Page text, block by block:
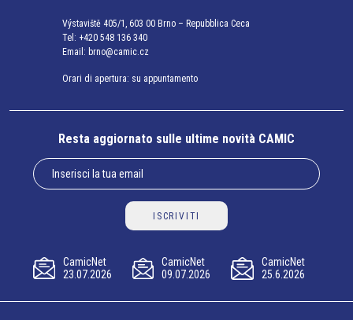
Výstaviště 405/1, 603 00 Brno – Repubblica Ceca
Tel: +420 548 136 340
Email: brno@camic.cz
Orari di apertura: su appuntamento
Resta aggiornato sulle ultime novità CAMIC
ISCRIVITI
CamicNet
23.07.2026
CamicNet
09.07.2026
CamicNet
25.6.2026